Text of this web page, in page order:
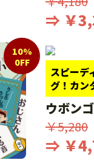
⇒ ￥
10%
0FF
スピーデ
グ！カン
ウボンゴ
￥5,280
⇒ ￥